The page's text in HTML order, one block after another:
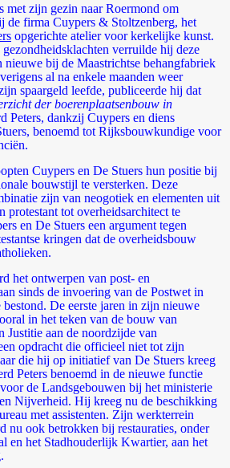
met zijn gezin naar Roermond om
de firma Cuypers & Stoltzenberg, het
opgerichte atelier voor kerkelijke kunst.
verruilde hij deze
bij de Maastrichtse behangfabriek
al na enkele maanden weer
spaargeld leefde, publiceerde hij dat
der boerenplaatsenbouw in
Peters, dankzij Cuypers en diens
benoemd tot Rijksbouwkundige voor
Cuypers en De Stuers hun positie bij
bouwstijl te versterken. Deze
zijn van neogotiek en elementen uit
protestant tot overheidsarchitect te
en De Stuers een argument tegen
kringen dat de overheidsbouw
het ontwerpen van post- en
sinds de invoering van de Postwet in
bestond. De eerste jaren in zijn nieuwe
in het teken van de bouw van
Justitie aan de noordzijde van
opdracht die officieel niet tot zijn
die hij op initiatief van De Stuers kreeg
Peters benoemd in de nieuwe functie
de Landsgebouwen bij het ministerie
Nijverheid. Hij kreeg nu de beschikking
met assistenten. Zijn werkterrein
nu ook betrokken bij restauraties, onder
en het Stadhouderlijk Kwartier, aan het